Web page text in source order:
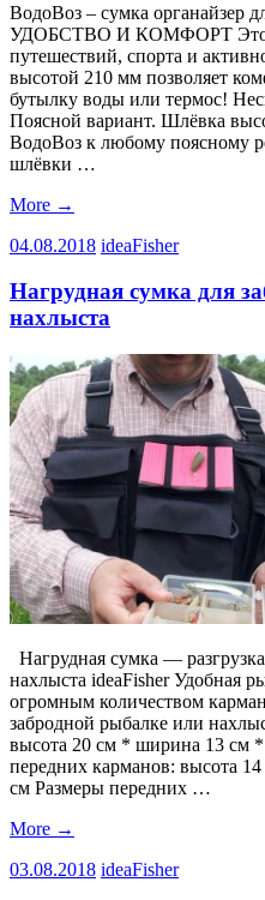
ВодоВоз – сумка органайзер
УДОБСТВО И КОМФОРТ Это
путешествий, спорта и
высотой 210 мм позволяет
бутылку воды или термос!
Поясной вариант. Шлёвка
ВодоВоз к любому поясному
шлёвки …
More →
04.08.2018 ideaFisher
Нагрудная сумка для
нахлыста
Нагрудная сумка —
нахлыста ideaFisher Удобная
огромным количеством
забродной рыбалке или
высота 20 см * ширина 13 см
передних карманов: высота
см Размеры передних …
More →
03.08.2018 ideaFisher